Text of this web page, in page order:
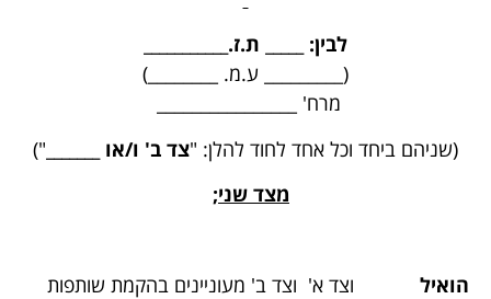
לבין: _____ ת.ז.___________
(_________ ע.מ. ________)
מרח' ________________
(שניהם ביחד וכל אחד לחוד להלן: "צד ב' ו/או _______ ")
מצד שני;
הואיל וצד א' וצד ב' מעוניינים בהקמת שותפות